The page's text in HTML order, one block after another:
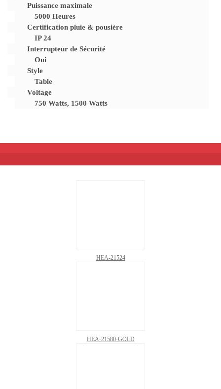
Puissance maximale
5000 Heures
Certification pluie & pousière
IP 24
Interrupteur de Sécurité
Oui
Style
Table
Voltage
750 Watts, 1500 Watts
HEA-21524
HEA-21580-GOLD